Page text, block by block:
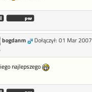
bogdanm
Dołączył: 01 Mar 2007
najlepszego